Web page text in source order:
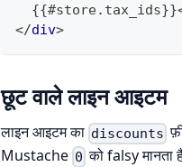
  {{#store.tax_ids}}
</div>
छूट वाले लाइन आइटम
लाइन आइटम का discounts
Mustache 0 को falsy मानता